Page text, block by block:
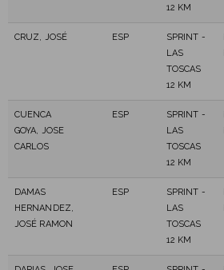
12 KM
CRUZ, JOSÉ ESP
SPRINT -
LAS
TOSCAS
12 KM
CUENCA
GOYA, JOSE
CARLOS
ESP
SPRINT -
LAS
TOSCAS
12 KM
DAMAS
HERNANDEZ,
JOSÉ RAMON
ESP
SPRINT -
LAS
TOSCAS
12 KM